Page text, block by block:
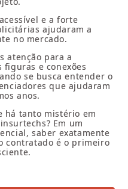
e a forte
ajudaram a
no mercado.
atenção para a
e conexões
se busca entender o
que ajudaram
anos.
há tanto mistério em
Em um
saber exatamente
contratado é o primeiro